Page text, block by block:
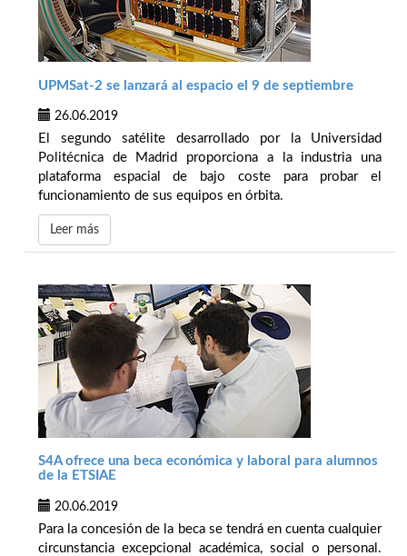
UPMSat-2 se lanzará al espacio el 9 de septiembre
26.06.2019
El segundo satélite desarrollado por la Universidad
Politécnica de Madrid proporciona a la industria una
plataforma espacial de bajo coste para probar el
funcionamiento de sus equipos en órbita.
Leer más
S4A ofrece una beca económica y laboral para alumnos
de la ETSIAE
20.06.2019
Para la concesión de la beca se tendrá en cuenta cualquier
circunstancia excepcional académica, social o personal.